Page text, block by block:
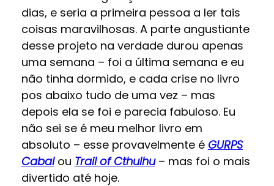
dias, e seria a primeira pessoa a ler tais
coisas maravilhosas. A parte angustiante
desse projeto na verdade durou apenas
uma semana – foi a última semana e eu
não tinha dormido, e cada crise no livro
pos abaixo tudo de uma vez – mas
depois ela se foi e parecia fabuloso. Eu
não sei se é meu melhor livro em
absoluto – esse provavelmente é GURPS
Cabalou Trail of Cthulhu– mas foi o mais
divertido até hoje.